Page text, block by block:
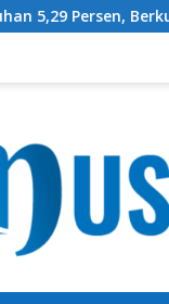
Berkualitas bagi